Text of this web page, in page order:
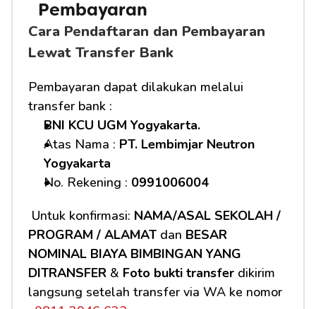
Pembayaran
Cara Pendaftaran dan Pembayaran
Lewat Transfer Bank
Pembayaran dapat dilakukan melalui
transfer bank :
BNI KCU UGM Yogyakarta.
Atas Nama : PT. Lembimjar Neutron
Yogyakarta
No. Rekening : 0991006004
Untuk konfirmasi: NAMA/ASAL SEKOLAH /
PROGRAM / ALAMAT dan BESAR
NOMINAL BIAYA BIMBINGAN YANG
DITRANSFER & Foto bukti transfer dikirim
langsung setelah transfer via WA ke nomor